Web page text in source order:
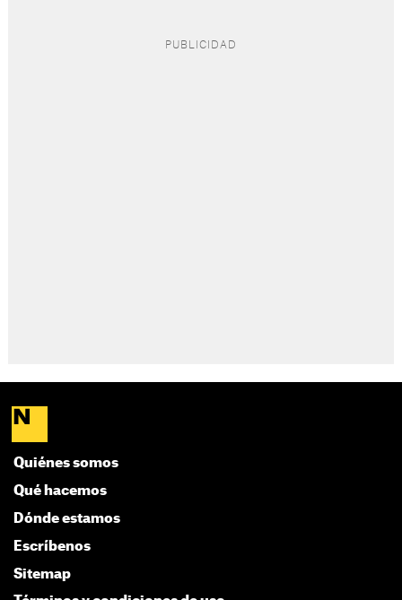
Quiénes somos
Qué hacemos
Dónde estamos
Escríbenos
Sitemap